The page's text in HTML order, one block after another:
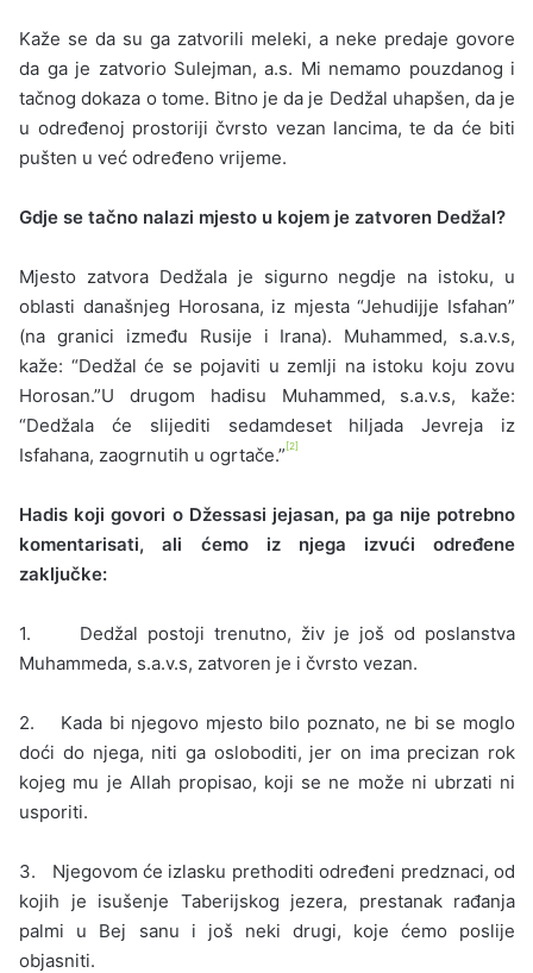
Kaže se da su ga zatvorili meleki, a neke predaje govore
da ga je zatvorio Sulejman, a.s. Mi nemamo pouzdanog i
tačnog dokaza o tome. Bitno je da je Dedžal uhapšen, da je
u određenoj prostoriji čvrsto vezan lancima, te da će biti
pušten u već određeno vrijeme.
Gdje se tačno nalazi mjesto u kojem je zatvoren Dedžal?
Mjesto zatvora Dedžala je sigurno negdje na istoku, u
oblasti današnjeg Horosana, iz mjesta “Jehudijje Isfahan”
(na granici između Rusije i Irana). Muhammed, s.a.v.s,
kaže: “Dedžal će se pojaviti u zemlji na istoku koju zovu
Horosan.”U drugom hadisu Muhammed, s.a.v.s, kaže:
“Dedžala će slijediti sedamdeset hiljada Jevreja iz
Isfahana, zaogrnutih u ogrtače.” [2]
Hadis koji govori o Džessasi jejasan, pa ga nije potrebno
komentarisati, ali ćemo iz njega izvući određene
zaključke:
1. Dedžal postoji trenutno, živ je još od poslanstva
Muhammeda, s.a.v.s, zatvoren je i čvrsto vezan.
2. Kada bi njegovo mjesto bilo poznato, ne bi se moglo
doći do njega, niti ga osloboditi, jer on ima precizan rok
kojeg mu je Allah propisao, koji se ne može ni ubrzati ni
usporiti.
3. Njegovom će izlasku prethoditi određeni predznaci, od
kojih je isušenje Taberijskog jezera, prestanak rađanja
palmi u Bej sanu i još neki drugi, koje ćemo poslije
objasniti.